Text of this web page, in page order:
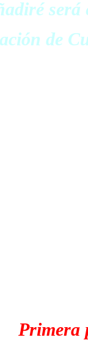
será
de
Primera